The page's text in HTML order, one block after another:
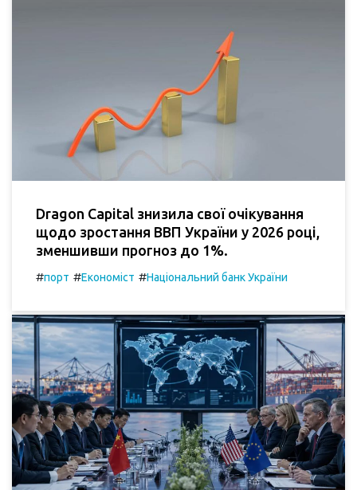
Dragon Capital знизила свої очікування
щодо зростання ВВП України у 2026 році,
зменшивши прогноз до 1%.
#порт #Економіст #Національний банк України